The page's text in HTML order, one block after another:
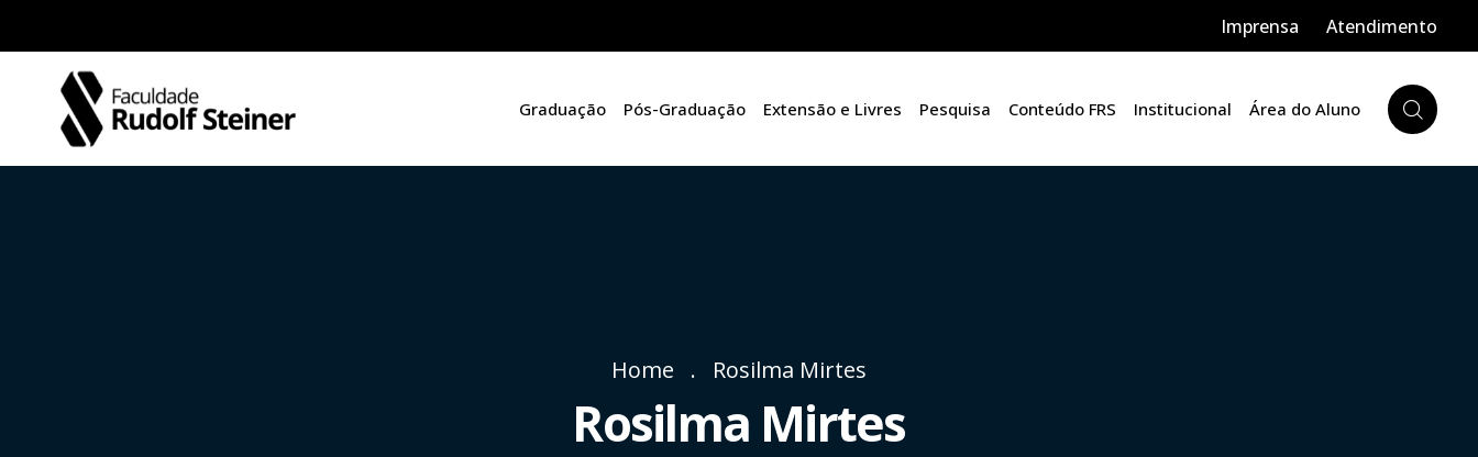
Imprensa Atendimento
Graduação Pós-Graduação Extensão e Livres Pesquisa Conteúdo FRS Institucional Área do Aluno
Home Rosilma Mirtes
Rosilma Mirtes